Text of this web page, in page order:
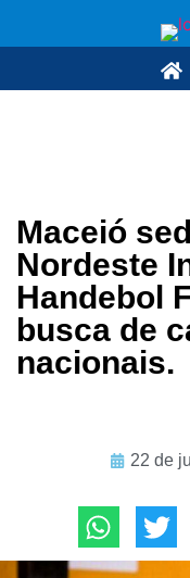
Maceió
Nordeste
Handebol
busca de
nacionais.
22 de